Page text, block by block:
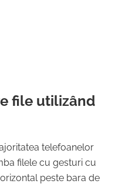
file utilizând
telefoanelor
filele cu gesturi cu
peste bara de